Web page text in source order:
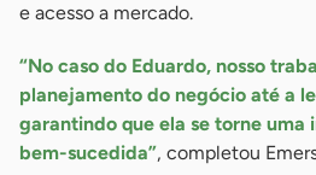
e acesso a mercado.
“No caso do Eduardo, nosso
planejamento do negócio até a
garantindo que ela se torne uma
bem-sucedida”, completou